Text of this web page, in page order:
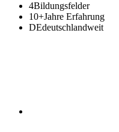
4Bildungsfelder
10+Jahre Erfahrung
DEdeutschlandweit